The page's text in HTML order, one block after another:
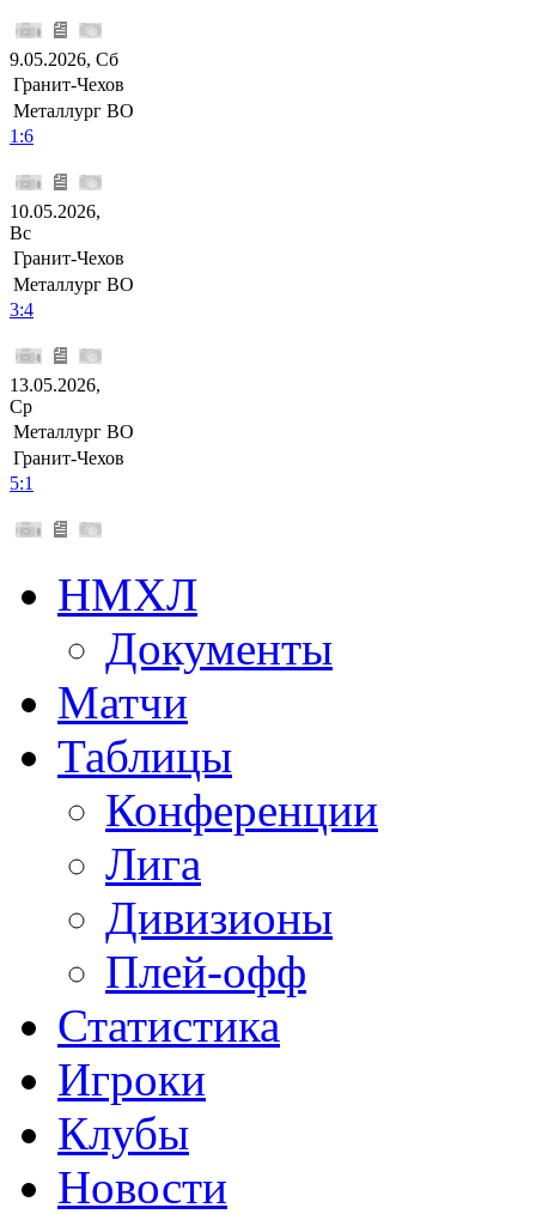
9.05.2026, Сб
Гранит-Чехов
Металлург ВО
1:6
10.05.2026,
Вс
Гранит-Чехов
Металлург ВО
3:4
13.05.2026,
Ср
Металлург ВО
Гранит-Чехов
5:1
НМХЛ
Документы
Матчи
Таблицы
Конференции
Лига
Дивизионы
Плей-офф
Статистика
Игроки
Клубы
Новости